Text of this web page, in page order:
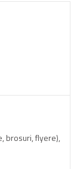
brosuri, flyere),